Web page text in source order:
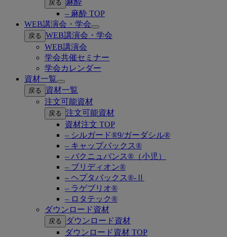
戻る
麻酔
– 麻酔 TOP
WEB講演会・学会
Open
submenu
戻る WEB講演会・学会
WEB講演会
学会共催セミナー
学会カレンダー
資材一覧
Open
submenu
戻る
資材一覧
注文可能資材
戻る 注文可能資材
資材注文 TOP
– シルガード®9/ガーダシル®
– キャップバックス®
– バクニュバンス®（小児）
– ブリディオン®
– ヘプタバックス®-Ⅱ
– ラゲブリオ®
– ロタテック®
ダウンロード資材
戻る
ダウンロード資材
ダウンロード資材 TOP